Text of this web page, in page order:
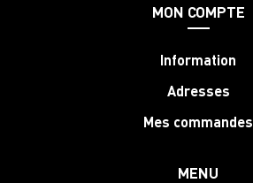
MON COMPTE
Information
Adresses
Mes commandes
MENU